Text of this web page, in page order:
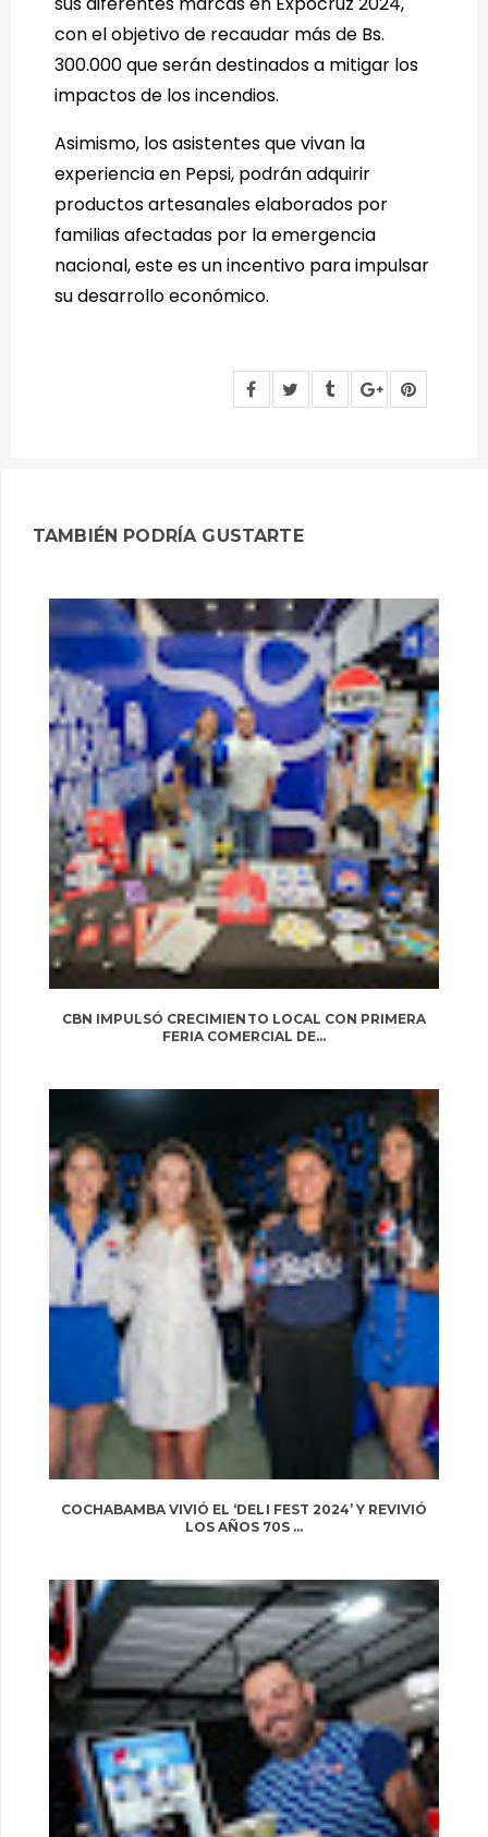
con el objetivo de recaudar más de Bs.
300.000 que serán destinados a mitigar los
impactos de los incendios.
Asimismo, los asistentes que vivan la
experiencia en Pepsi, podrán adquirir
productos artesanales elaborados por
familias afectadas por la emergencia
nacional, este es un incentivo para impulsar
su desarrollo económico.
TAMBIÉN PODRÍA GUSTARTE
CBN IMPULSÓ CRECIMIENTO LOCAL CON PRIMERA
FERIA COMERCIAL DE...
COCHABAMBA VIVIÓ EL ‘DELI FEST 2024’ Y REVIVIÓ
LOS AÑOS 70S ...